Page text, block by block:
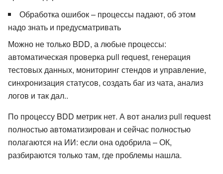
Обработка ошибок – процессы падают, об этом
надо знать и предусматривать
Можно не только BDD, а любые процессы:
автоматическая проверка pull request, генерация
тестовых данных, мониторинг стендов и управление,
синхронизация статусов, создать баг из чата, анализ
логов и так дал..
По процессу BDD метрик нет. А вот анализ pull request
полностью автоматизирован и сейчас полностью
полагаются на ИИ: если она одобрила – ОК,
разбираются только там, где проблемы нашла.